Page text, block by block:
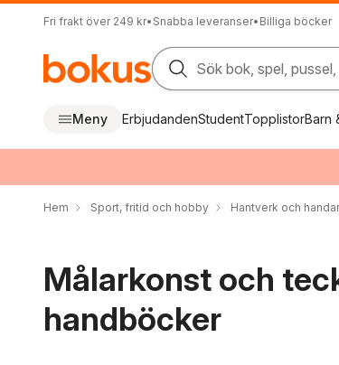
Fri frakt över 249 kr• Snabba leveranser• Billiga böcker
Sök bok, spel,
Meny ErbjudandenStudentTopplistorBarn
Hem Sport, fritid och hobby Hantverk och
Målarkonst och
handböcker